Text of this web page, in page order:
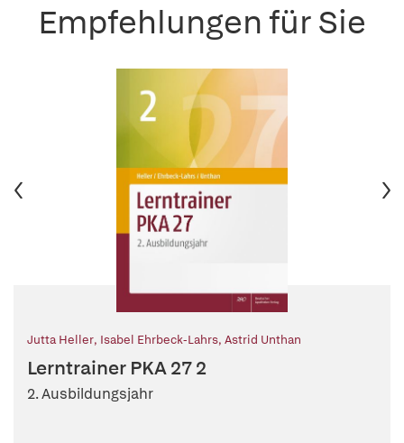
Empfehlungen für Sie
Jutta Heller, Isabel Ehrbeck-Lahrs, Astrid Unthan
Lerntrainer PKA 27 2
2. Ausbildungsjahr